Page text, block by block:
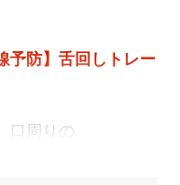
予防】舌回しトレー
口周りの